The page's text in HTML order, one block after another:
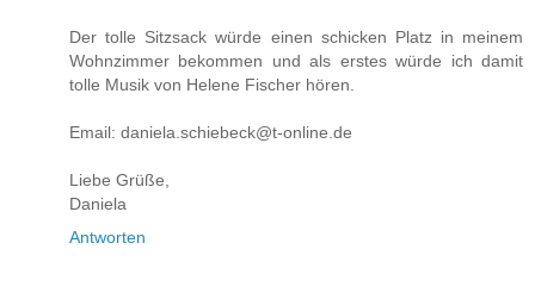
Der tolle Sitzsack würde einen schicken Platz in meinem
Wohnzimmer bekommen und als erstes würde ich damit
tolle Musik von Helene Fischer hören.
Email: daniela.schiebeck@t-online.de
Liebe Grüße,
Daniela
Antworten